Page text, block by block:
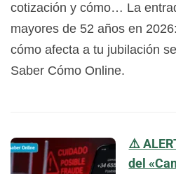
cotización y cómo… La
mayores de 52 años en
cómo afecta a tu jubilación
Saber Cómo Online.
⚠️
del